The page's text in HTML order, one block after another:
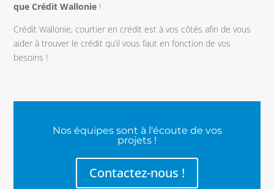
que Crédit Wallonie !
Crédit Wallonie, courtier en crédit est à vos côtés afin de vous
aider à trouver le crédit qu’il vous faut en fonction de vos
besoins !
Nos équipes sont à l'écoute de vos
projets !
Contactez-nous !